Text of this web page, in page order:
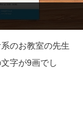
のお教室の先生
字が9画でし